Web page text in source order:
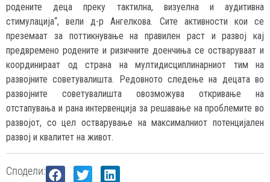
родените деца преку тактилна, визуелна и аудитивна
стимулација“, вели д-р Ангелкова. Сите активности кои се
преземаат за поттикнување на правилен раст и развој кај
предвремено родените и ризичните доенчиња се остваруваат и
координираат од страна на мултидисциплинарниот тим на
развојните советувалишта. Редовното следење на децата во
развојните советувалишта овозможува откривање на
отстапувања и рана интервенција за решавање на проблемите во
развојот, со цел остварување на максималниот потенцијален
развој и квалитет на живот.
Сподели: